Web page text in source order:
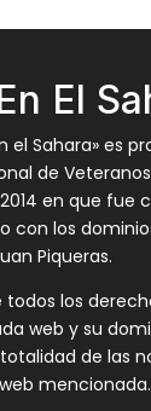
El
el Sahara» es
de
en que fue
con los
Piqueras.
todos los
web y su
de las
mencionada.